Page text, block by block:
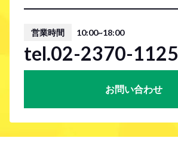
営業時間 10:00~18:00
tel.02-2370-1125
お問い合わせ